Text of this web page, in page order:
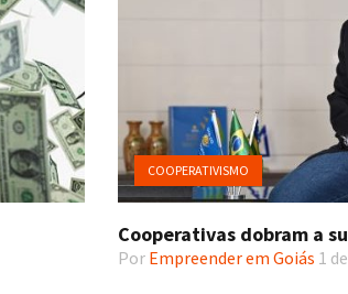
COOPERATIVISMO
Cooperativas dobram a
Por Empreender em Goiás 1